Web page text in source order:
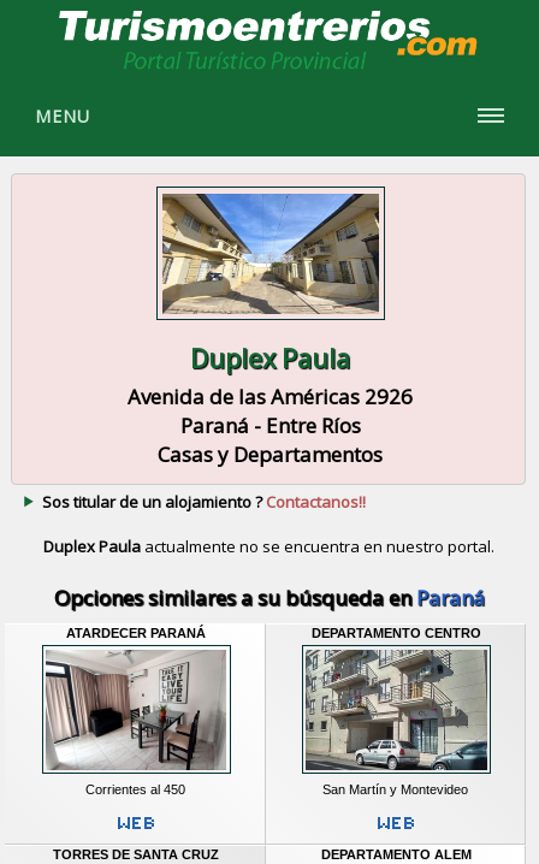
MENU
Duplex Paula
Avenida de las Américas 2926
Paraná - Entre Ríos
Casas y Departamentos
Sos titular de un alojamiento ?Contactanos!!
Duplex Paula actualmente no se encuentra en nuestro portal.
Opciones similares a su búsqueda enParaná
ATARDECER PARANÁ
Corrientes al 450
DEPARTAMENTO CENTRO
San Martín y Montevideo
TORRES DE SANTA CRUZ DEPARTAMENTO ALEM